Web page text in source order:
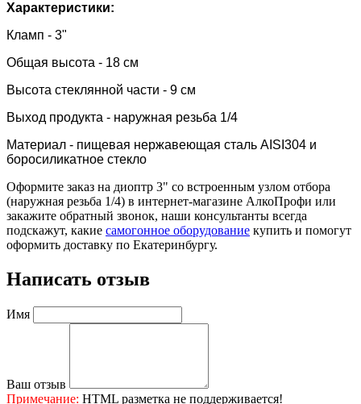
Характеристики:
Кламп - 3"
Общая высота - 18 см
Высота стеклянной части - 9 см
Выход продукта - наружная резьба 1/4
Материал - пищевая нержавеющая сталь AISI304 и
боросиликатное стекло
Оформите заказ на диоптр 3" со встроенным узлом отбора
(наружная резьба 1/4) в интернет-магазине АлкоПрофи или
закажите обратный звонок, наши консультанты всегда
подскажут, какие самогонное оборудование купить и помогут
оформить доставку по Екатеринбургу.
Написать отзыв
Имя
Ваш отзыв
Примечание: HTML разметка не поддерживается!